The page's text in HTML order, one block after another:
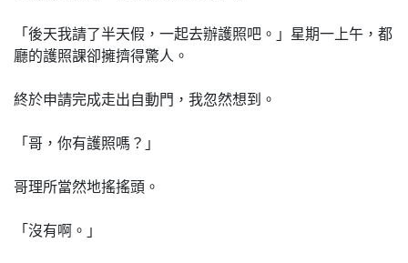
「後天我請了半天假，一起去辦護照吧。」星期一上午，都
廳的護照課卻擁擠得驚人。
終於申請完成走出自動門，我忽然想到。
「哥，你有護照嗎？」
哥理所當然地搖搖頭。
「沒有啊。」